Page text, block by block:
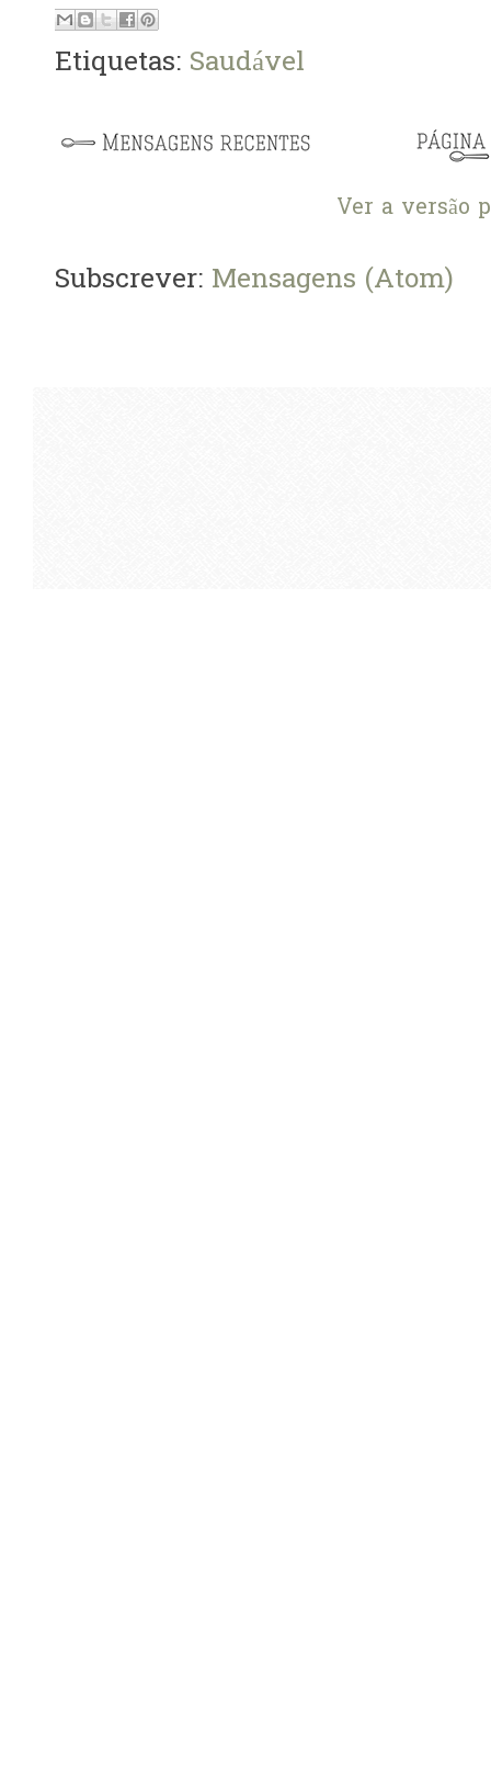
Etiquetas: Saudável
Ver a versão
Subscrever: Mensagens (Atom)